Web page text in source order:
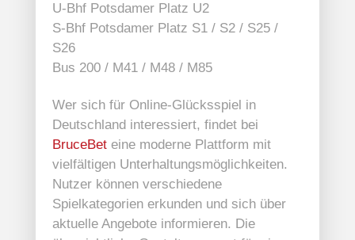
U-Bhf Potsdamer Platz U2
S-Bhf Potsdamer Platz S1 / S2 / S25 /
S26
Bus 200 / M41 / M48 / M85
Wer sich für Online-Glücksspiel in
Deutschland interessiert, findet bei
BruceBeteine moderne Plattform mit
vielfältigen Unterhaltungsmöglichkeiten.
Nutzer können verschiedene
Spielkategorien erkunden und sich über
aktuelle Angebote informieren. Die